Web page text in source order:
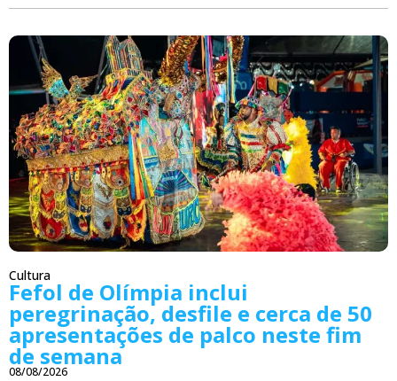
Cultura
Fefol de Olímpia inclui
peregrinação, desfile e cerca de 50
apresentações de palco neste fim
de semana
08/08/2026